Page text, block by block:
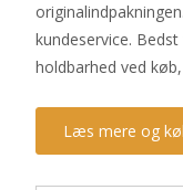
kundeservice.
holdbarhed ved
Læs mere og